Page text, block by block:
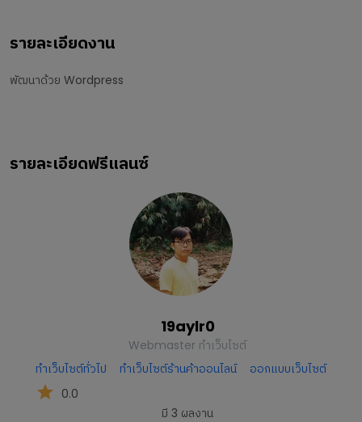
รายละเอียดงาน
พัฒนาด้วย Wordpress
รายละเอียดฟรีแลนซ์
19aylr0
Webmaster ทำเว็บไซต์
ทำเว็บไซต์ทั่วไป
ทำเว็บไซต์ร้านค้าออนไลน์
ออกแบบเว็บไซต์
0.0
มี 3 ผลงาน